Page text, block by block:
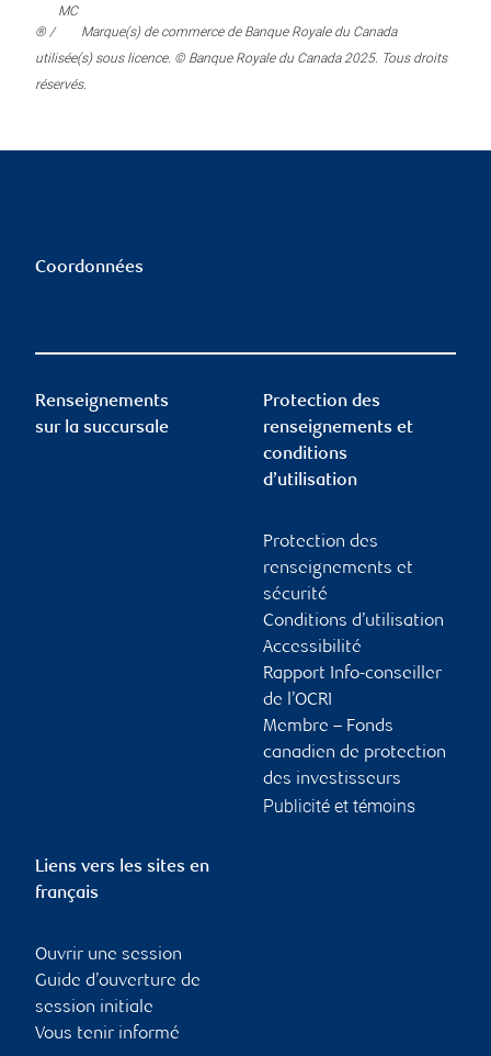
® /
MC
Marque(s) de commerce de Banque Royale du Canada
utilisée(s) sous licence. © Banque Royale du Canada 2025. Tous droits
réservés.
Coordonnées
Renseignements
sur la succursale
Protection des
renseignements et
conditions
d’utilisation
Protection des
renseignements et
sécurité
Conditions d’utilisation
Accessibilité
Rapport Info-conseiller
de l’OCRI
Membre – Fonds
canadien de protection
des investisseurs
Publicité et témoins
Liens vers les sites en
français
Ouvrir une session
Guide d’ouverture de
session initiale
Vous tenir informé